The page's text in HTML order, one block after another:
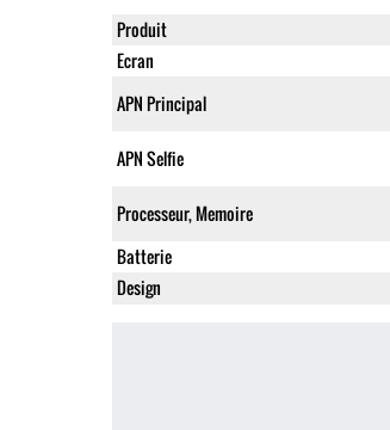
Produit
Ecran
APN Principal
APN Selfie
Processeur, Memoire
Batterie
Design